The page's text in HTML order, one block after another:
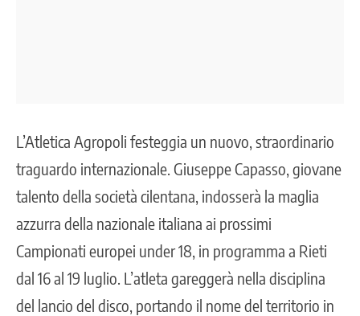
L’Atletica Agropoli festeggia un nuovo, straordinario
traguardo internazionale. Giuseppe Capasso, giovane
talento della società cilentana, indosserà la maglia
azzurra della nazionale italiana ai prossimi
Campionati europei under 18, in programma a Rieti
dal 16 al 19 luglio. L’atleta gareggerà nella disciplina
del lancio del disco, portando il nome del territorio in